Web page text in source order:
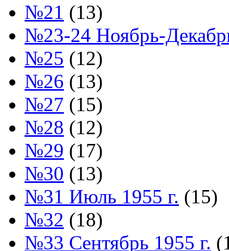
№21 (13)
№23-24 Ноябрь-
№25 (12)
№26 (13)
№27 (15)
№28 (12)
№29 (17)
№30 (13)
№31 Июль 1955 г. (15)
№32 (18)
№33 Сентябрь 1955 г.